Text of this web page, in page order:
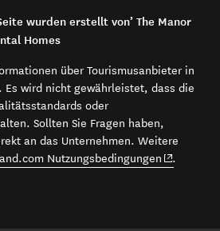
wurden erstellt von’ The Manor
Homes
über Tourismusanbieter in
Es wird nicht gewährleistet, dass die
oder
Sollten Sie Fragen haben,
an das Unternehmen. Weitere
Nutzungsbedingungen (opens in
.